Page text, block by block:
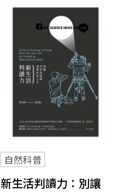
自然科普
新生活判讀力：別讓